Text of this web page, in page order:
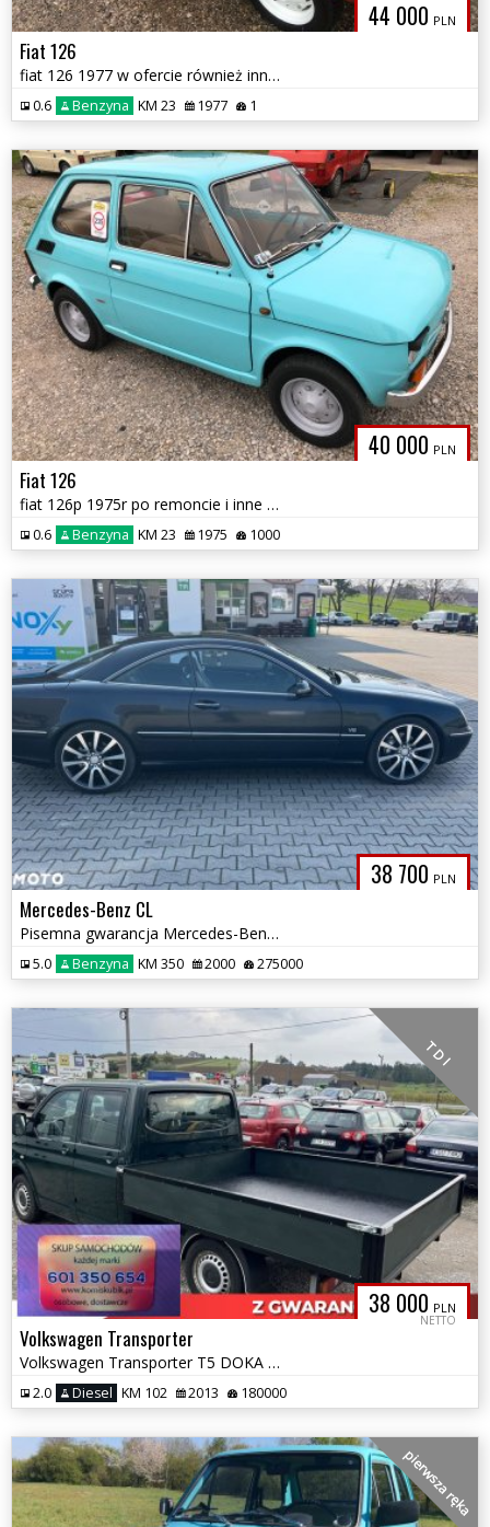
44 000 PLN
Fiat 126
fiat 126 1977 w ofercie również inne możliwa zamiana
0.6 Benzyna KM 23 1977 1
40 000 PLN
Fiat 126
fiat 126p 1975r po remoncie i inne w ofercie
0.6 Benzyna KM 23 1975 1000
38 700 PLN
Mercedes-Benz CL
Pisemna gwarancja Mercedes-Benz CL 500
5.0 Benzyna KM 350 2000 275000
38 000 PLN
NETTO
T D I
Volkswagen Transporter
Volkswagen Transporter T5 DOKA skrzynia plandeka paka salon Polska
2.0 Diesel KM 102 2013 180000
pierwsza ręka